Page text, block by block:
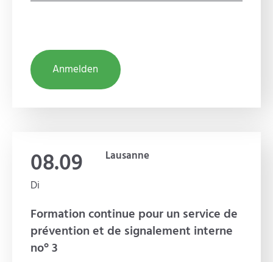
Anmelden
08.09
Di
Lausanne
Formation continue pour un service de
prévention et de signalement interne
no° 3